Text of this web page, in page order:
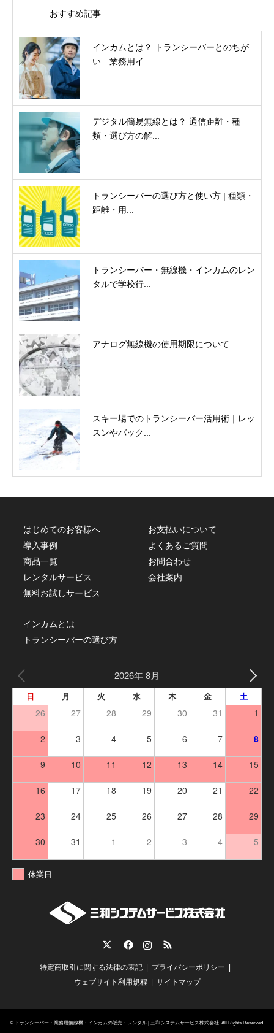
おすすめ記事
インカムとは？ トランシーバーとのちが
い 業務用イ...
デジタル簡易無線とは？ 通信距離・種
類・選び方の解...
トランシーバーの選び方と使い方 | 種類・
距離・用...
トランシーバー・無線機・インカムのレン
タルで学校行...
アナログ無線機の使用期限について
スキー場でのトランシーバー活用術｜レッ
スンやバック...
はじめてのお客様へ
導入事例
商品一覧
レンタルサービス
無料お試しサービス
お支払いについて
よくあるご質問
お問合わせ
会社案内
インカムとは
トランシーバーの選び方
2026年 8月
日 月 火 水 木 金 土
26 27 28 29 30 31 1
2 3 4 5 6 7 8
9 10 11 12 13 14 15
16 17 18 19 20 21 22
23 24 25 26 27 28 29
30 31 1 2 3 4 5
休業日
RSS
特定商取引に関する法律の表記
プライバシーポリシー
ウェブサイト利用規程
サイトマップ
© トランシーバー・業務用無線機・インカムの販売・レンタル | 三和システムサービス株式会社. All Rights Reserved.